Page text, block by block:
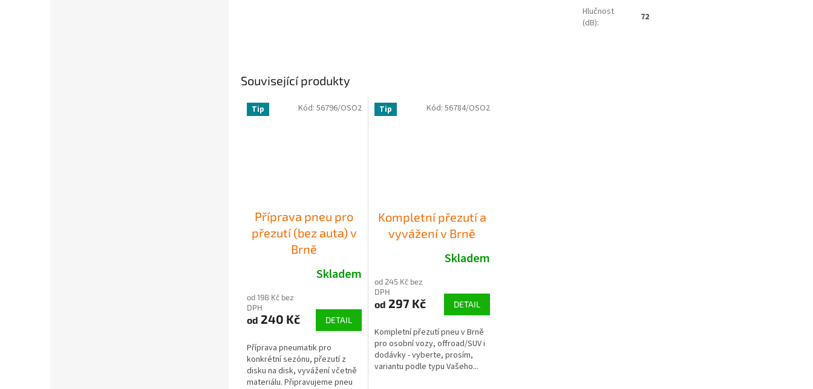
Související produkty
Tip
Příprava pneu pro
přezutí (bez auta) v
Brně
Skladem
od 198 Kč bez
DPH
od 240 Kč DETAIL
Příprava pneumatik pro
konkrétní sezónu, přezutí z
disku na disk, vyvážení včetně
materiálu. Připravujeme pneu
Kód: 56796/OSO2 Tip
Kompletní přezutí a
vyvážení v Brně
Skladem
od 245 Kč bez
DPH
od 297 Kč DETAIL
Kompletní přezutí pneu v Brně
pro osobní vozy, offroad/SUV i
dodávky - vyberte, prosím,
variantu podle typu Vašeho...
Kód: 56784/OSO2
Hlučnost
(dB): 72